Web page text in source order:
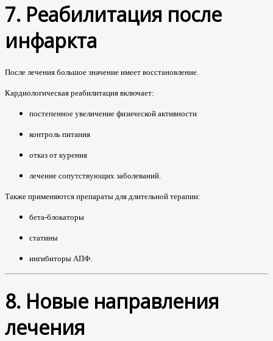
7. Реабилитация после
инфаркта
После лечения большое значение имеет восстановление.
Кардиологическая реабилитация включает:
постепенное увеличение физической активности
контроль питания
отказ от курения
лечение сопутствующих заболеваний.
Также применяются препараты для длительной терапии:
бета-блокаторы
статины
ингибиторы АПФ.
8. Новые направления
лечения